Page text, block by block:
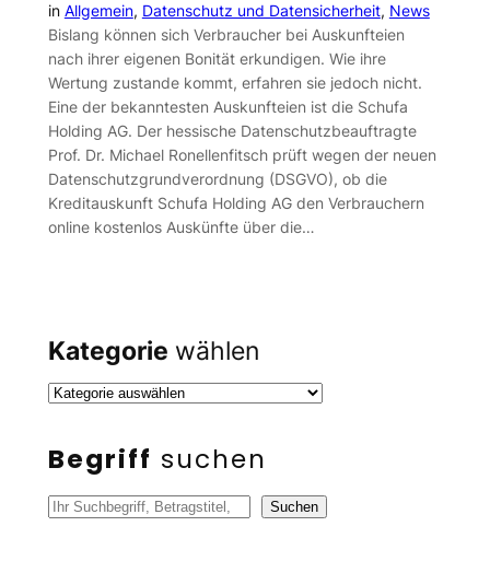
in Allgemein, Datenschutz und Datensicherheit, News
Bislang können sich Verbraucher bei Auskunfteien
nach ihrer eigenen Bonität erkundigen. Wie ihre
Wertung zustande kommt, erfahren sie jedoch nicht.
Eine der bekanntesten Auskunfteien ist die Schufa
Holding AG. Der hessische Datenschutzbeauftragte
Prof. Dr. Michael Ronellenfitsch prüft wegen der neuen
Datenschutzgrundverordnung (DSGVO), ob die
Kreditauskunft Schufa Holding AG den Verbrauchern
online kostenlos Auskünfte über die…
Kategorie wählen
Begriff suchen
S
Suchen